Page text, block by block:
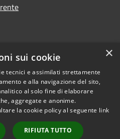
Copyright © 2026 • Comune di
Alcamo • Powered by
Municipium•
Accesso
×
sui cookie
tecnici e assimilati strettamente
e alla navigazione del sito,
al solo fine di elaborare
aggregate e anonime.
la cookie policy al seguente link
RIFIUTA TUTTO